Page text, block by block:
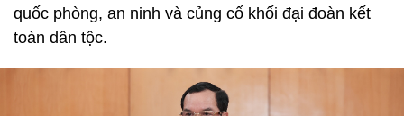
quốc phòng, an ninh và củng cố khối đại đoàn kết
toàn dân tộc.